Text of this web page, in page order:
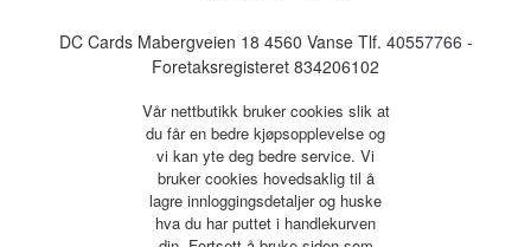
DC Cards Mabergveien 18 4560 Vanse Tlf. 40557766 -
Foretaksregisteret 834206102
Vår nettbutikk bruker cookies slik at
du får en bedre kjøpsopplevelse og
vi kan yte deg bedre service. Vi
bruker cookies hovedsaklig til å
lagre innloggingsdetaljer og huske
hva du har puttet i handlekurven